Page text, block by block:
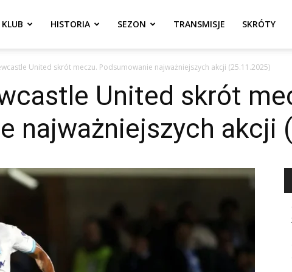
KLUB HISTORIA SEZON TRANSMISJE SKRÓTY
United skrót meczu. Podsumowanie najważniejszych akcji (25.11.2025)
United skrót
najważniejszych akcji